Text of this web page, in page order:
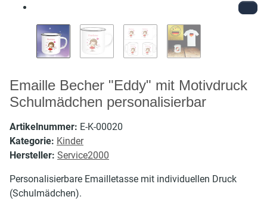
Emaille Becher "Eddy" mit Motivdruck
Schulmädchen personalisierbar
Artikelnummer: E-K-00020
Kategorie: Kinder
Hersteller: Service2000
Personalisierbare Emailletasse mit individuellen Druck
(Schulmädchen).